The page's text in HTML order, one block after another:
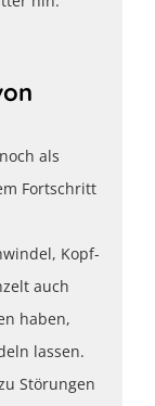
als
Fortschritt
Kopf-
auch
haben,
lassen.
Störungen